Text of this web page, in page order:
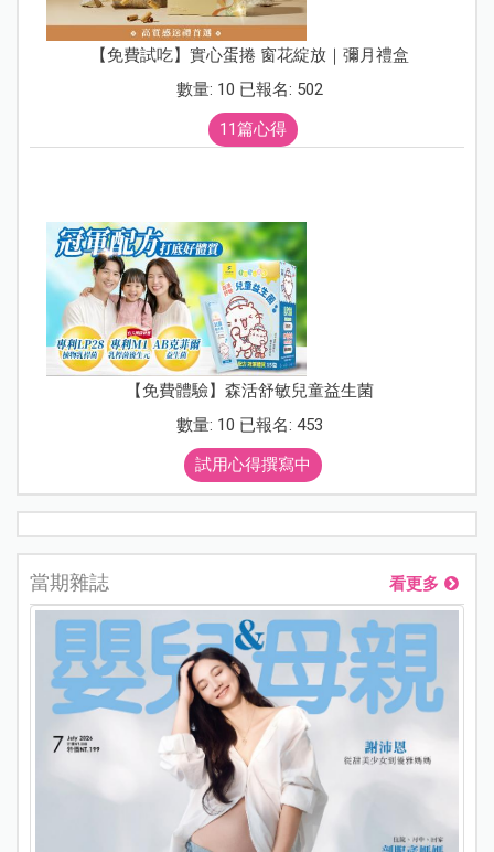
【免費試吃】實心蛋捲 窗花綻放｜彌月禮盒
數量: 10 已報名: 502
11篇心得
【免費體驗】森活舒敏兒童益生菌
數量: 10 已報名: 453
試用心得撰寫中
當期雜誌 看更多